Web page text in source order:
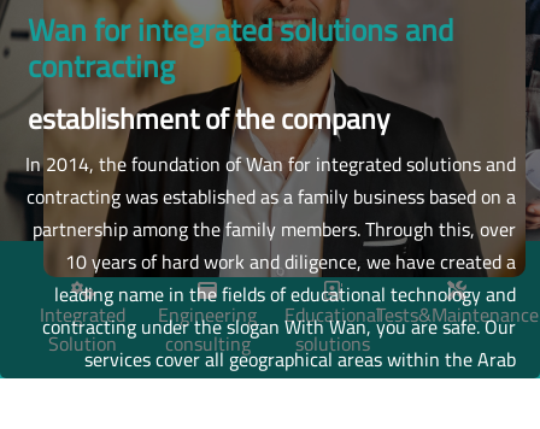
Wan for integrated solutions and
contracting
establishment of the company
In 2014, the foundation of Wan for integrated solutions and
contracting was established as a family business based on a
partnership among the family members. Through this, over
10 years of hard work and diligence, we have created a
leading name in the fields of educational technology and
contracting under the slogan With Wan, you are safe. Our
services cover all geographical areas within the Arab
Integrated
Solution
Engineering
consulting
Educational
solutions
Tests&Maintenance